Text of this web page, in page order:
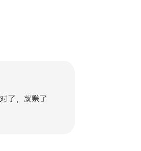
了，就赚了